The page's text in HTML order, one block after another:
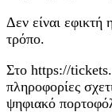
Δεν είναι
τρόπο.
Στο https://
πληροφορίες
ψηφιακό